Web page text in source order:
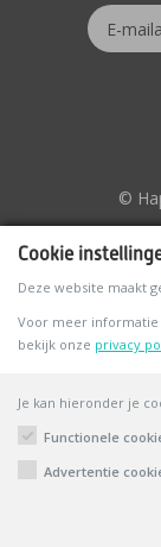
©
Cookie
Deze website maakt
Voor meer informatie
bekijk onze privacy
Je kan hieronder je
Functionele
Advertentie